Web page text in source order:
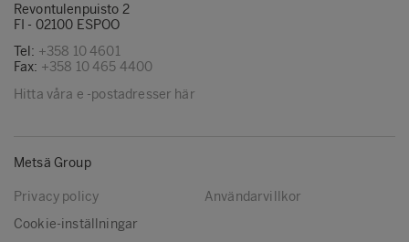
Revontulenpuisto 2
FI - 02100 ESPOO
Tel: +358 10 4601
Fax: +358 10 465 4400
Hitta våra e -postadresser här
Metsä Group
Privacy policy
Användarvillkor
Cookie-inställningar